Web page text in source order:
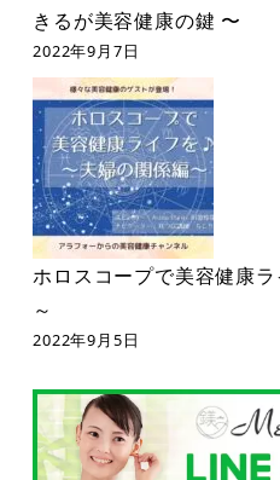
きるが美容健康の鍵 〜
2022年9月7日
ホロスコープで美容健康
～
2022年9月5日